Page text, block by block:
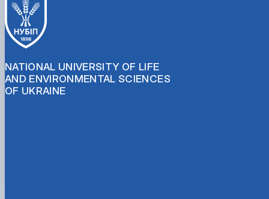
NATIONAL UNIVERSITY OF LIFE
AND ENVIRONMENTAL SCIENCES
OF UKRAINE